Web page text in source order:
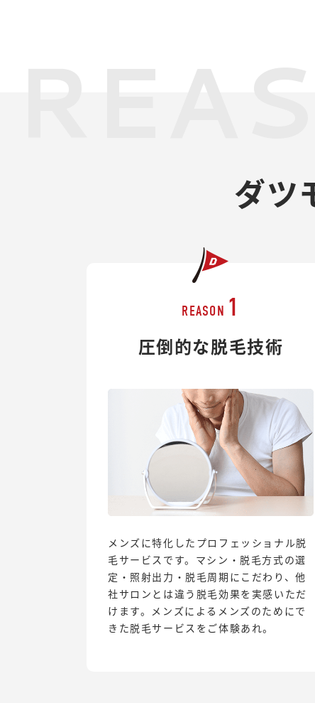
ダツ
REASON 1
圧倒的な脱毛技術
メンズに特化したプロフェッショナル脱
毛サービスです。マシン・脱毛方式の選
定・照射出力・脱毛周期にこだわり、他
社サロンとは違う脱毛効果を実感いただ
けます。メンズによるメンズのためにで
きた脱毛サービスをご体験あれ。